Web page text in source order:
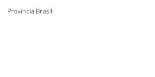
Provincia Brasil